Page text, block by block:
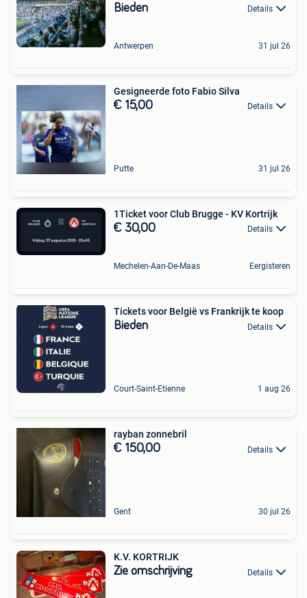
Bieden Details
Antwerpen 31 jul 26
Gesigneerde foto Fabio Silva
€ 15,00 Details
Putte 31 jul 26
1Ticket voor Club Brugge - KV Kortrijk
€ 30,00 Details
Mechelen-Aan-De-Maas Eergisteren
Tickets voor België vs Frankrijk te koop
Bieden Details
Court-Saint-Etienne 1 aug 26
rayban zonnebril
€ 150,00 Details
Gent 30 jul 26
K.V. KORTRIJK
Zie omschrijving Details